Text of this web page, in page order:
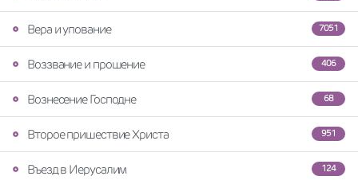
7051
Вера и упование
406
Воззвание и прошение
68
Вознесение Господне
951
Второе пришествие Христа
124
Въезд в Иерусалим